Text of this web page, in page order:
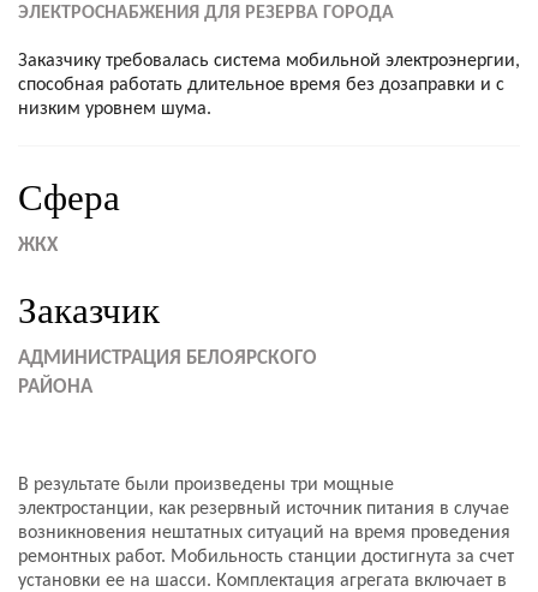
ЭЛЕКТРОСНАБЖЕНИЯ ДЛЯ РЕЗЕРВА ГОРОДА
Заказчику требовалась система мобильной электроэнергии,
способная работать длительное время без дозаправки и с
низким уровнем шума.
Сфера
ЖКХ
Заказчик
АДМИНИСТРАЦИЯ БЕЛОЯРСКОГО
РАЙОНА
В результате были произведены три мощные
электростанции, как резервный источник питания в случае
возникновения нештатных ситуаций на время проведения
ремонтных работ. Мобильность станции достигнута за счет
установки ее на шасси. Комплектация агрегата включает в